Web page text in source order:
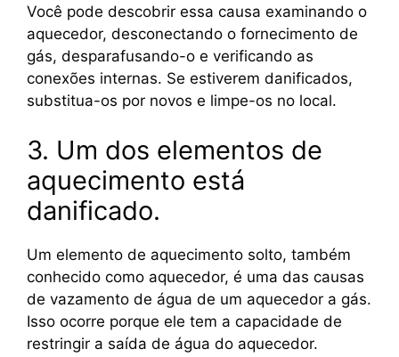
Você pode descobrir essa causa examinando o
aquecedor, desconectando o fornecimento de
gás, desparafusando-o e verificando as
conexões internas. Se estiverem danificados,
substitua-os por novos e limpe-os no local.
3. Um dos elementos de
aquecimento está
danificado.
Um elemento de aquecimento solto, também
conhecido como aquecedor, é uma das causas
de vazamento de água de um aquecedor a gás.
Isso ocorre porque ele tem a capacidade de
restringir a saída de água do aquecedor.